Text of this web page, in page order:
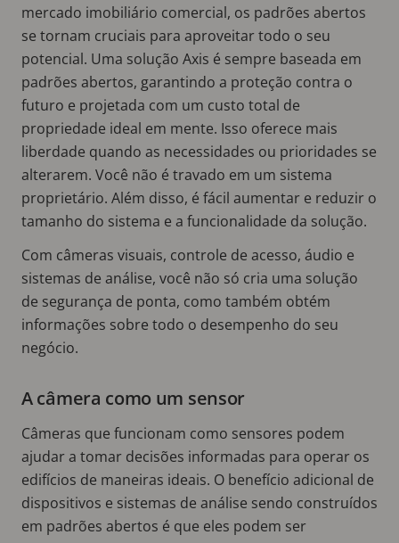
mercado imobiliário comercial, os padrões abertos
se tornam cruciais para aproveitar todo o seu
potencial. Uma solução Axis é sempre baseada em
padrões abertos, garantindo a proteção contra o
futuro e projetada com um custo total de
propriedade ideal em mente. Isso oferece mais
liberdade quando as necessidades ou prioridades se
alterarem. Você não é travado em um sistema
proprietário. Além disso, é fácil aumentar e reduzir o
tamanho do sistema e a funcionalidade da solução.
Com câmeras visuais, controle de acesso, áudio e
sistemas de análise, você não só cria uma solução
de segurança de ponta, como também obtém
informações sobre todo o desempenho do seu
negócio.
A câmera como um sensor
Câmeras que funcionam como sensores podem
ajudar a tomar decisões informadas para operar os
edifícios de maneiras ideais. O benefício adicional de
dispositivos e sistemas de análise sendo construídos
em padrões abertos é que eles podem ser